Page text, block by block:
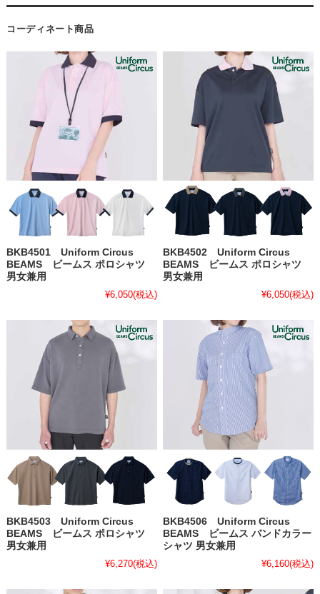
コーディネート商品
BKB4501 Uniform Circus
BEAMS ビームス ポロシャツ
男女兼用
¥6,050(税込)
BKB4502 Uniform Circus
BEAMS ビームス ポロシャツ
男女兼用
¥6,050(税込)
BKB4503 Uniform Circus
BEAMS ビームス ポロシャツ
男女兼用
¥6,270(税込)
BKB4506 Uniform Circus
BEAMS ビームス バンドカラー
シャツ 男女兼用
¥6,160(税込)